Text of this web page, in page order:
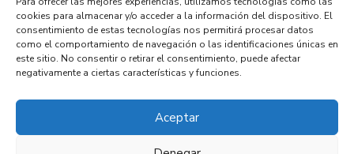
cookies para almacenar y/o acceder a la información del dispositivo. El
consentimiento de estas tecnologías nos permitirá procesar datos
como el comportamiento de navegación o las identificaciones únicas en
este sitio. No consentir o retirar el consentimiento, puede afectar
negativamente a ciertas características y funciones.
Aceptar
CONTACTAR